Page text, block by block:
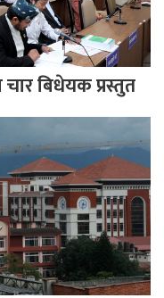
बिधेयक प्रस्तुत